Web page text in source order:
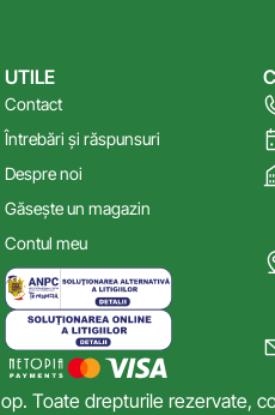
UTILE
Contact
Întrebări și răspunsuri
Despre noi
Găsește un magazin
Contul meu
Toate drepturile rezervate,